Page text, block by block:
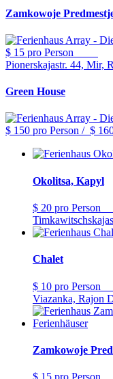
Zamkowoje
$ 15 pro Person
Pionerskajastr. 44, Mir,
Green House
$ 150 pro Person / $
Okolitsa, Kapyl
$ 20 pro Person
Chalet
$ 10 pro Person
Viazanka, Rajon
Zamkowoje
$ 15 pro Person